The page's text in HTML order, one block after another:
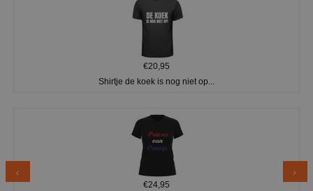
€20,95
Shirtje de koek is nog niet op...
€24,95